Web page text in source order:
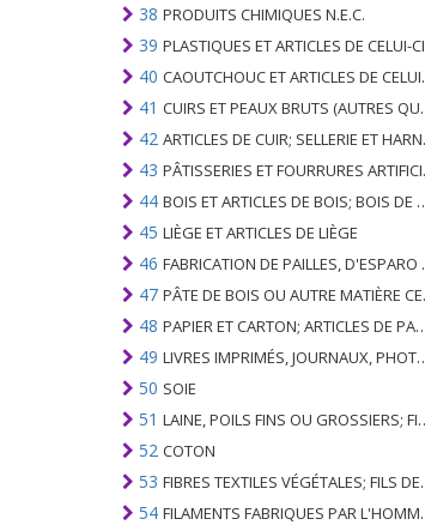
38 PRODUITS CHIMIQUES N.E.C.
39 PLASTIQUES ET ARTICLES DE CELUI-CI
40 CAOUTCHOUC ET ARTICLES DE CELUI-CI
41 CUIRS ET PEAUX BRUTS (AUTRES QUE PÂTEAUX) ET CUIR
42 ARTICLES DE CUIR; SELLERIE ET ​​HARNAIS; ARTICLES DE VOYAGE, SACS À MAIN ET RÉCIPIENTS ANALOGUES; ARTICLES DE GUT ANIMAL (AUTRE QUE GUT DE SOIE-VERT)
43 PÂTISSERIES ET FOURRURES ARTIFICIELLES; FABRICATION DE CELLES-CI
44 BOIS ET ARTICLES DE BOIS; BOIS DE CHARBON
45 LIÈGE ET ARTICLES DE LIÈGE
46 FABRICATION DE PAILLES, D'ESPARO OU D'AUTRES MATÉRIAUX DE COULÉE; BASKETWARE ET WICKERWORK
47 PÂTE DE BOIS OU AUTRE MATIÈRE CELLULOSIQUE FIBREUSE; PAPIER OU CARTON RÉCUPÉRÉ (DÉCHETS ET DÉCHETS)
48 PAPIER ET CARTON; ARTICLES DE PATE A PAPIER, DE PAPIER OU DE CARTON
49 LIVRES IMPRIMÉS, JOURNAUX, PHOTOS ET AUTRES PRODUITS DE L'INDUSTRIE DE L'IMPRIMERIE; MANUSCRITS, TYPESCRIPTS ET PLANS
50 SOIE
51 LAINE, POILS FINS OU GROSSIERS; FIL DE CHEVAL ET TISSU TISSÉ
52 COTON
53 FIBRES TEXTILES VÉGÉTALES; FILS DE PAPIER ET TISSUS DE FILS DE PAPIER
54 FILAMENTS FABRIQUES PAR L'HOMME; BANDES ET SIMILAIRES DE MATIERES TEXTILES SYNTHETIQUES